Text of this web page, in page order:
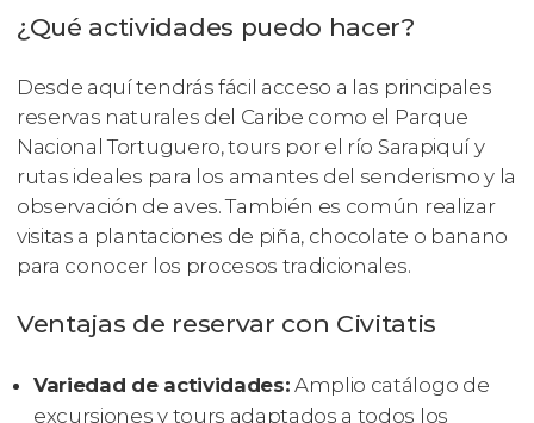
¿Qué actividades puedo hacer?
Desde aquí tendrás fácil acceso a las principales
reservas naturales del Caribe como el Parque
Nacional Tortuguero, tours por el río Sarapiquí y
rutas ideales para los amantes del senderismo y la
observación de aves. También es común realizar
visitas a plantaciones de piña, chocolate o banano
para conocer los procesos tradicionales.
Ventajas de reservar con Civitatis
Variedad de actividades: Amplio catálogo de
excursiones y tours adaptados a todos los